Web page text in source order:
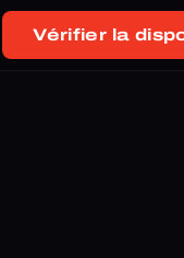
Vérifier la